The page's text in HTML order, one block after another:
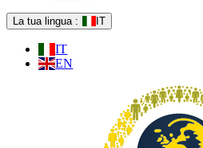
La tua lingua : IT
IT
EN